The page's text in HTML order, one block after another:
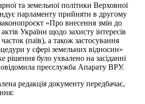
та земельної політики Верховної
парламенту прийняти в другому
«Про внесення змін до
України щодо захисту інтересів
(паїв), а також застосування
у сфері земельних відносин»
рішення було ухвалено на засіданні
пресслужба Апарату ВРУ.
редакція документу передбачає,